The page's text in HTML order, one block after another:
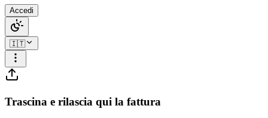
Accedi
🇮🇹
Trascina e rilascia qui la fattura